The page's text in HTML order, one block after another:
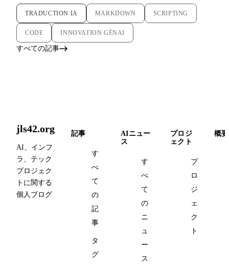
TRADUCTION IA MARKDOWN SCRIPTING
CODE INNOVATION GÉNAI
すべての記事
jls42.org
AI、インフ
ラ、テック
プロジェク
トに関する
個人ブログ
記事
す
べ
て
の
記
事
タ
グ
AIニュー
ス
す
べ
て
の
ニ
ュ
ー
ス
プロジ
ェクト
プ
ロ
ジ
ェ
ク
ト
概要